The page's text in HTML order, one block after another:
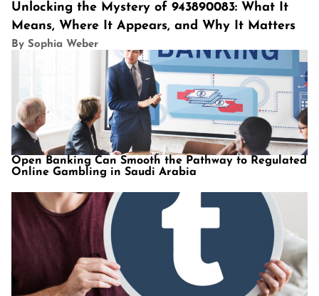
Open Banking Can Smooth the Pathway to Regulated
Online Gambling in Saudi Arabia
Unlocking the Mystery of 943890083: What It
Means, Where It Appears, and Why It Matters
By Sophia Weber